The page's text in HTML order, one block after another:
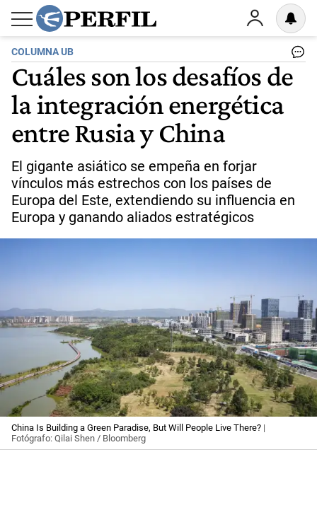
COLUMNA UB
Cuáles son los desafíos de
la integración energética
entre Rusia y China
El gigante asiático se empeña en forjar
vínculos más estrechos con los países de
Europa del Este, extendiendo su influencia en
Europa y ganando aliados estratégicos
China Is Building a Green Paradise, But Will People Live There? |
Fotógrafo: Qilai Shen / Bloomberg